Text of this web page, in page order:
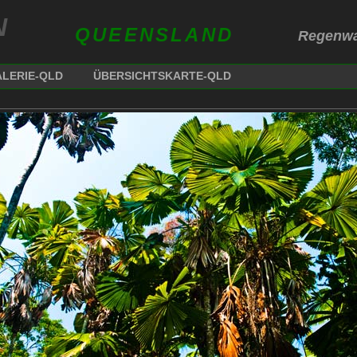
QUEENSLAND
QLD ÜBERSICHTSKARTE-QLD